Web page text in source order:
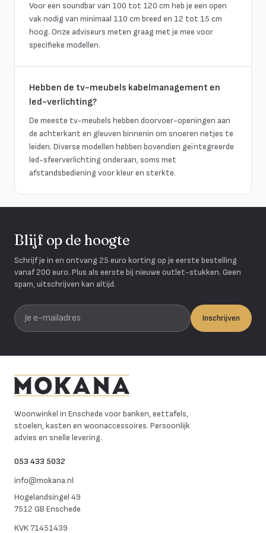
Voor een soundbar van 100 tot 120 cm heb je een open
vak nodig van minimaal 110 cm breed en 12 tot 15 cm
hoog. Onze adviseurs meten graag met je mee voor
specifieke modellen.
Hebben de tv-meubels kabelmanagement en
led-verlichting?
De meeste tv-meubels hebben doorvoer-openingen aan
de achterkant en gleuven binnenin om snoeren netjes te
leiden. Diverse modellen hebben bovendien geïntegreerde
led-sfeerverlichting onderaan, soms met
afstandsbediening voor kleur en sterkte.
Blijf op de hoogte
Schrijf je in en ontvang 25 euro korting op je eerste bestelling
vanaf 200 euro. Plus als eerste bij nieuwe outlet-stukken. Geen
spam, uitschrijven kan altijd.
Je e-mailadres
Inschrijven
Woonwinkel in Enschede voor banken, eettafels,
stoelen, kasten en woonaccessoires. Persoonlijk
advies en snelle levering.
053 433 5032
info@mokana.nl
Hogelandsingel 49
7512 GB Enschede
KVK71451439